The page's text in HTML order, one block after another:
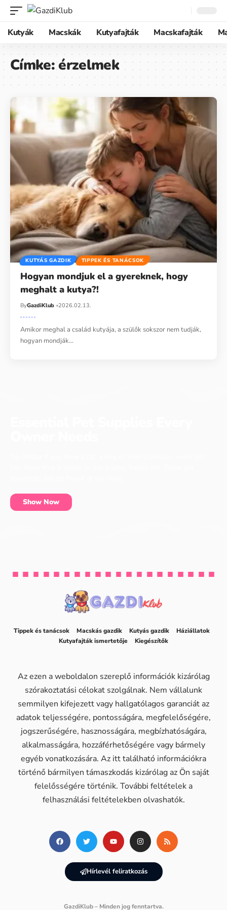
Kutyák Macskák Kutyafajták Macskafajták
Címke:érzelmek
KUTYÁS GAZDIK TIPPEK ÉS TANÁCSOK
Hogyan mondjuk el a gyereknek, hogy
meghalt a kutya?!
ByGazdiKlub 2026.02.13.
Amikor meghal a család kutyája, a szülők sokszor nem tudják,
hogyan mondják…
Show Now
Tippek és tanácsok Macskás gazdik Kutyás gazdik
Háziállatok
Kutyafajták ismertetője
Kiegészítők
Az ezen a weboldalon szereplő információk kizárólag
szórakoztatási célokat szolgálnak. Nem vállalunk
semmilyen kifejezett vagy hallgatólagos garanciát az
adatok teljességére, pontosságára, megfelelőségére,
jogszerűségére, hasznosságára, megbízhatóságára,
alkalmasságára, hozzáférhetőségére vagy bármely
egyéb vonatkozására. Az itt található információkra
történő bármilyen támaszkodás kizárólag az Ön saját
felelősségére történik. További feltételek a
felhasználási feltételekben olvashatók.
Hírlevél feliratkozás
GazdiKlub – Minden jog fenntartva.